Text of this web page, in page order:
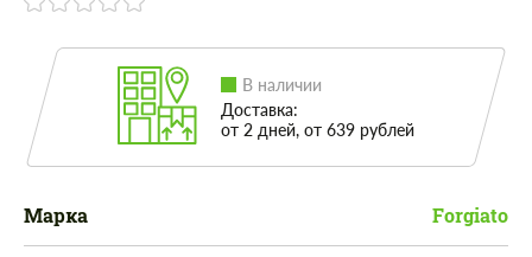
В наличии
Доставка:
от 2 дней, от 639 рублей
Марка Forgiato